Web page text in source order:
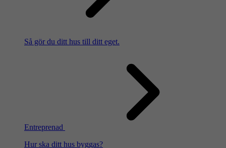
Så gör du ditt hus till ditt eget.
Entreprenad
Hur ska ditt hus byggas?